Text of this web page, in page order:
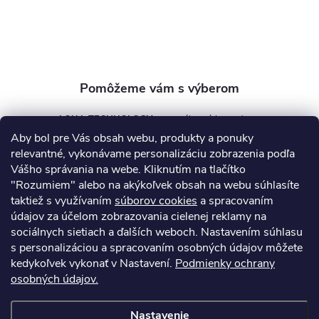
Aby bol pre Vás obsah webu, produkty a ponuky
relevantné, vykonávame personalizáciu zobrazenia podľa
Vášho správania na webe. Kliknutím na tlačítko
"Rozumiem" alebo na akýkoľvek obsah na webu súhlasíte
taktiež s využívaním súborov cookies a spracovaním
údajov za účelom zobrazovania cielenej reklamy na
sociálnych sietiach a ďalších weboch. Nastavením súhlasu
s personalizáciou a spracovaním osobných údajov môžete
kedykoľvek vykonať v Nastavení. Podmienky ochrany
osobných údajov.
Nastavenie
AQUA TECHNOLOGY s.r.o.
info @aquatechnology.sk
+421 911 991 394
Informácie pre vás
Kontakty Obchodné podmienky